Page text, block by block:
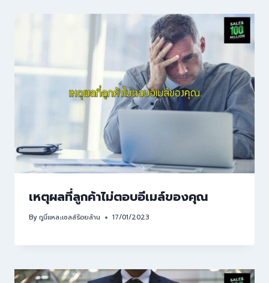
เหตุผลที่ลูกค้าไม่ตอบอีเมล์ของคุณ
Byกูนี่แหละเซลล์ร้อยล้าน 17/01/2023